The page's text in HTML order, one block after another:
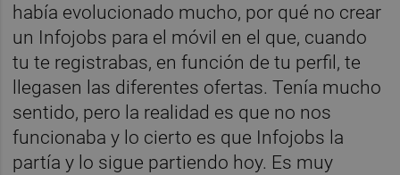
había evolucionado mucho, por qué no crear
un Infojobs para el móvil en el que, cuando
tu te registrabas, en función de tu perfil, te
llegasen las diferentes ofertas. Tenía mucho
sentido, pero la realidad es que no nos
funcionaba y lo cierto es que Infojobs la
partía y lo sigue partiendo hoy. Es muy